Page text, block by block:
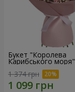
Букет "Королева
Карибського моря"
1 374 грн